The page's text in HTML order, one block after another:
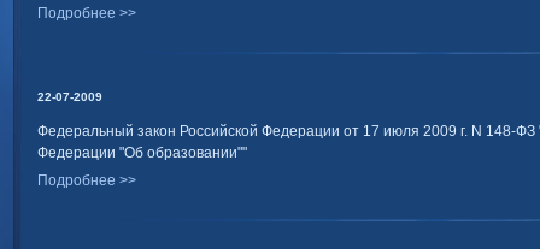
Подробнее >>
22-07-2009
Федеральный закон Российской Федерации от 17 июля 2009 г. N 148-
Федерации "Об образовании""
Подробнее >>